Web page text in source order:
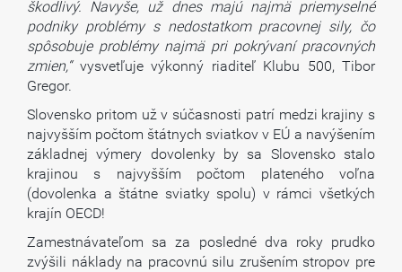
škodlivý. Navyše, už dnes majú najmä priemyselné
podniky problémy s nedostatkom pracovnej sily, čo
spôsobuje problémy najmä pri pokrývaní pracovných
zmien,“ vysvetľuje výkonný riaditeľ Klubu 500, Tibor
Gregor.
Slovensko pritom už v súčasnosti patrí medzi krajiny s
najvyšším počtom štátnych sviatkov v EÚ a navýšením
základnej výmery dovolenky by sa Slovensko stalo
krajinou s najvyšším počtom plateného voľna
(dovolenka a štátne sviatky spolu) v rámci všetkých
krajín OECD!
Zamestnávateľom sa za posledné dva roky prudko
zvýšili náklady na pracovnú silu zrušením stropov pre